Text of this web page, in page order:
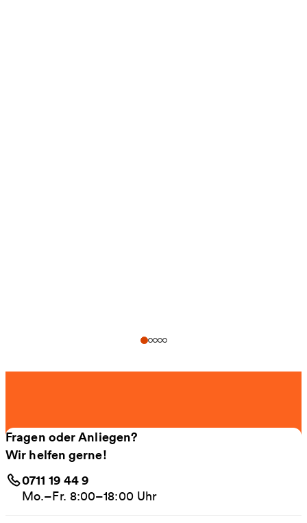
Fragen oder Anliegen?
Wir helfen gerne!
0711 19 44 9
Mo.–Fr. 8:00–18:00 Uhr